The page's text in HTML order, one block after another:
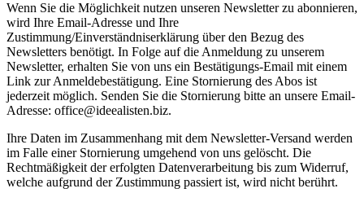
Wenn Sie die Möglichkeit nutzen unseren Newsletter zu abonnieren,
wird Ihre Email-Adresse und Ihre
Zustimmung/Einverständniserklärung über den Bezug des
Newsletters benötigt. In Folge auf die Anmeldung zu unserem
Newsletter, erhalten Sie von uns ein Bestätigungs-Email mit einem
Link zur Anmeldebestätigung. Eine Stornierung des Abos ist
jederzeit möglich. Senden Sie die Stornierung bitte an unsere Email-
Adresse: office@ideealisten.biz.
Ihre Daten im Zusammenhang mit dem Newsletter-Versand werden
im Falle einer Stornierung umgehend von uns gelöscht. Die
Rechtmäßigkeit der erfolgten Datenverarbeitung bis zum Widerruf,
welche aufgrund der Zustimmung passiert ist, wird nicht berührt.